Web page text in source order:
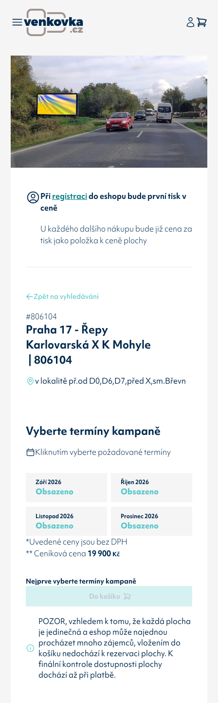
Přiregistracido eshopu bude první tisk v
ceně
U každého dalšího nákupu bude již cena za
tisk jako položka k ceně plochy
Zpět na vyhledávání
#806104
Praha 17 - Řepy
Karlovarská X K Mohyle
| 806104
v lokalitě př.od D0,D6,D7,před X,sm.Břevn
Vyberte termíny kampaně
Kliknutím vyberte požadované termíny
Září 2026
Obsazeno
Říjen 2026
Obsazeno
Listopad 2026
Obsazeno
Prosinec 2026
Obsazeno
*Uvedené ceny jsou bez DPH
** Ceníková cena 19 900Kč
Nejprve vyberte termíny kampaně
Do košíku
POZOR, vzhledem k tomu, že každá plocha
je jedinečná a eshop může najednou
procházet mnoho zájemců, vložením do
košíku nedochází k rezervaci plochy. K
finální kontrole dostupnosti plochy
dochází až při platbě.